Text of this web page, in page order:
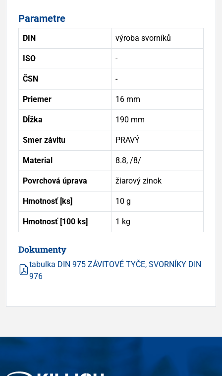
Parametre
DIN výroba svorníků
ISO -
ČSN -
Priemer 16 mm
Dĺžka 190 mm
Smer závitu PRAVÝ
Material 8.8, /8/
Povrchová úprava žiarový zinok
Hmotnosť [ks] 10 g
Hmotnosť [100 ks] 1 kg
Dokumenty
tabulka DIN 975 ZÁVITOVÉ TYČE, SVORNÍKY DIN
976